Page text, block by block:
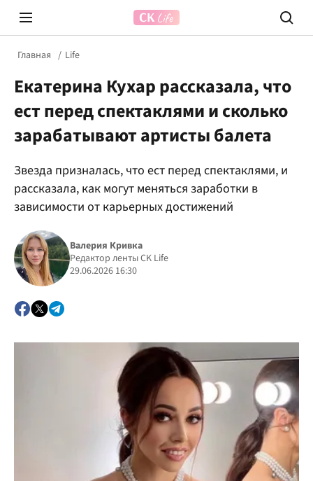
Prosecco Time
Главная Life
Екатерина Кухар рассказала, что
ест перед спектаклями и сколько
зарабатывают артисты балета
Звезда призналась, что ест перед спектаклями, и
рассказала, как могут меняться заработки в
зависимости от карьерных достижений
Валерия Кривка
Редактор ленты CK Life
29.06.2026 16:30